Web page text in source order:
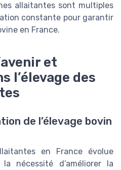
allaitantes sont multiples
constante pour garantir
en France.
et
l’élevage des
de l’élevage bovin
en France évolue
nécessité d’améliorer la